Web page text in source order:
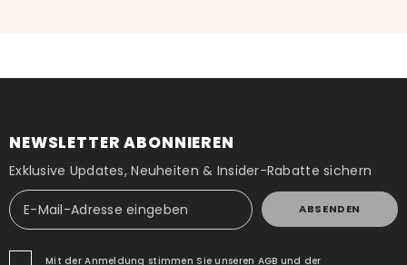
NEWSLETTER ABONNIEREN
Exklusive Updates, Neuheiten & Insider-Rabatte sichern
ABSENDEN
Mit der Anmeldung stimmen Sie unseren AGB und der